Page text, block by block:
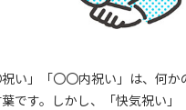
い」「〇〇内祝い」は、何
です。しかし、「快気祝い